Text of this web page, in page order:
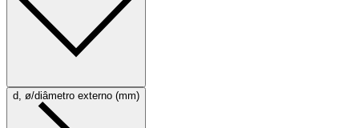
d, ø/diâmetro externo (mm)